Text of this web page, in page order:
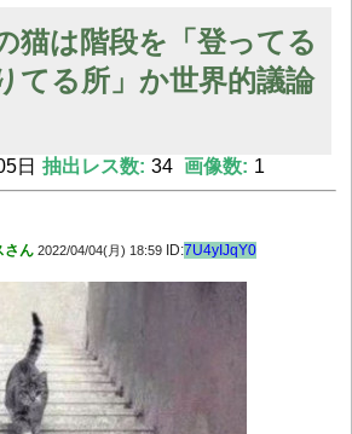
ーストテイク出演も新規獲得ならず？北川莉央が1
で拾ったエロ画像貼ってくよ
猫は階段を「登ってる
てる所」か世界的議論
日 抽出レス数: 34 画像数: 1
さん 2022/04/04(月) 18:59 ID:7U4yIJqY0